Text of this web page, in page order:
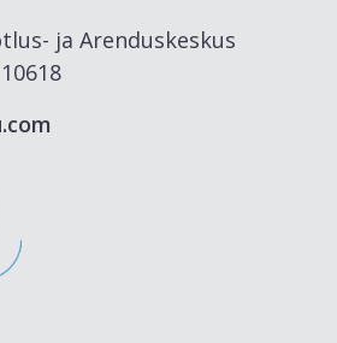
ja Arenduskeskus